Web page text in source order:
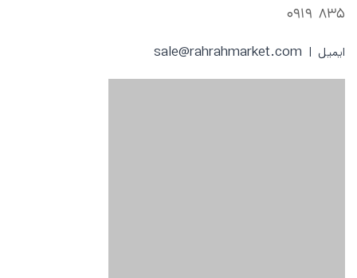
835 0919
ایمیل | sale@rahrahmarket.com